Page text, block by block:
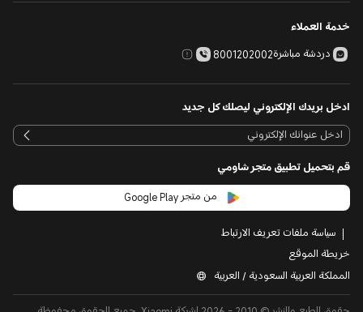
خدمة العملاء
دردشة مباشرة8001202002
ادخل بريدك الإلكتروني ليصلك كل جديد
قم بتحميل تطبيق متجر شاومي
من متجر Google Play
سياسة ملفات تعريف الارتباط
خريطة الموقع
المملكة العربية السعودية / العربية